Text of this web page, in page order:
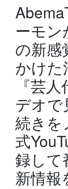
ーモン
の新感
かけた
『芸
デオで
続きを
式
録して
新情報